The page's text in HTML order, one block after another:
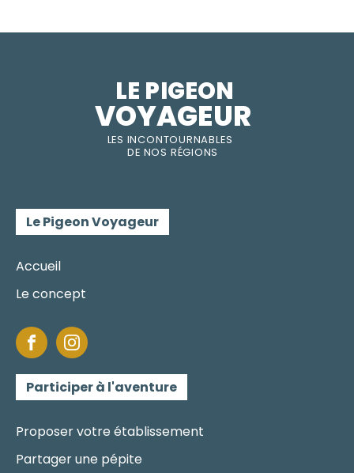
LES INCONTOURNABLES
DE NOS RÉGIONS
LE PIGEON
VOYAGEUR
Le Pigeon Voyageur
Accueil
Le concept
Participer à l'aventure
Proposer votre établissement
Partager une pépite